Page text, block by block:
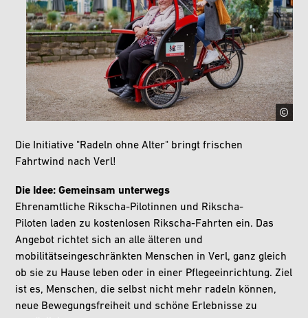
Wirtschaft & Arbeit
Die Initiative "Radeln ohne Alter" bringt frischen
Fahrtwind nach Verl!
Die Idee: Gemeinsam unterwegs
Ehrenamtliche Rikscha-Pilotinnen und Rikscha-
Piloten laden zu kostenlosen Rikscha-Fahrten ein. Das
Angebot richtet sich an alle älteren und
mobilitätseingeschränkten Menschen in Verl, ganz gleich
ob sie zu Hause leben oder in einer Pflegeeinrichtung. Ziel
ist es, Menschen, die selbst nicht mehr radeln können,
neue Bewegungsfreiheit und schöne Erlebnisse zu